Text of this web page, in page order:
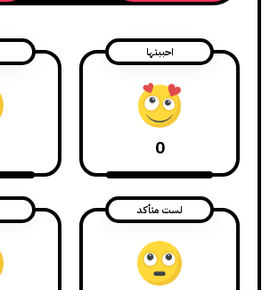
احببتها
0
لست متأكد